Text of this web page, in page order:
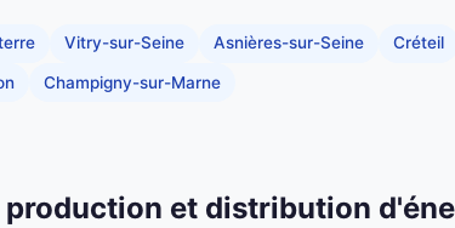
Vitry-sur-Seine Asnières-sur-Seine Créteil
Champigny-sur-Marne
et distribution